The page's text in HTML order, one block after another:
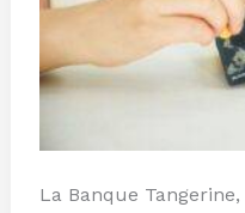
La Banque